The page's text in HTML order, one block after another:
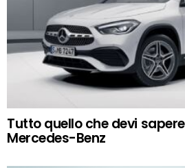
Tutto quello che devi
Mercedes-Benz